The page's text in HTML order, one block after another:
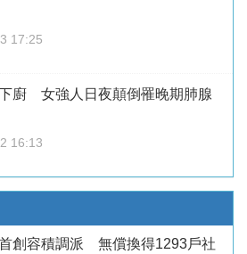
17:25
廚 女強人日夜顛倒罹晚期肺腺
16:13
創容積調派 無償換得1293戶社